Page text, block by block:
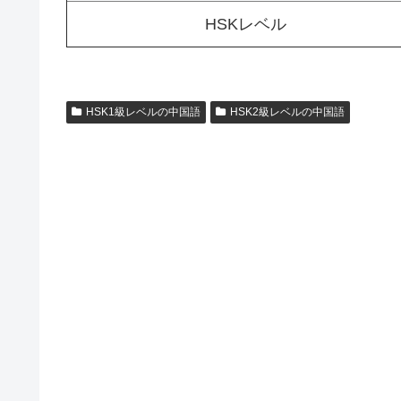
HSKレベル
HSK1級レベルの中国語 HSK2級レベルの中国語